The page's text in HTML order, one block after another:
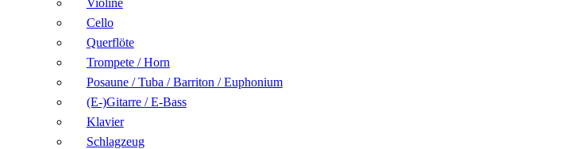
Violine
Cello
Querflöte
Trompete / Horn
Posaune / Tuba / Barriton / Euphonium
(E-)Gitarre / E-Bass
Klavier
Schlagzeug